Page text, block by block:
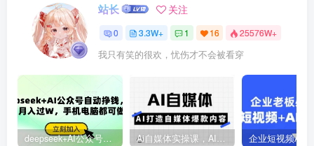
站长 关注
0 3.3W+ 1 16 25576W+
我只有笑的很欢，忧伤才不会被看穿
deepseek+AI公众号自动挣钱，轻松月入过W，手机电脑都可做 Ai自媒体实操课，AI打造自媒体爆款内容